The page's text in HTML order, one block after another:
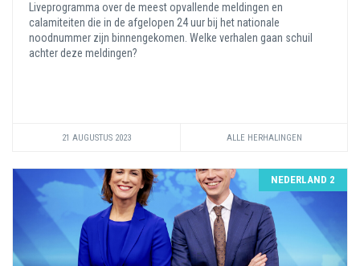
Liveprogramma over de meest opvallende meldingen en
calamiteiten die in de afgelopen 24 uur bij het nationale
noodnummer zijn binnengekomen. Welke verhalen gaan schuil
achter deze meldingen?
21 AUGUSTUS 2023 ALLE HERHALINGEN
NEDERLAND 2